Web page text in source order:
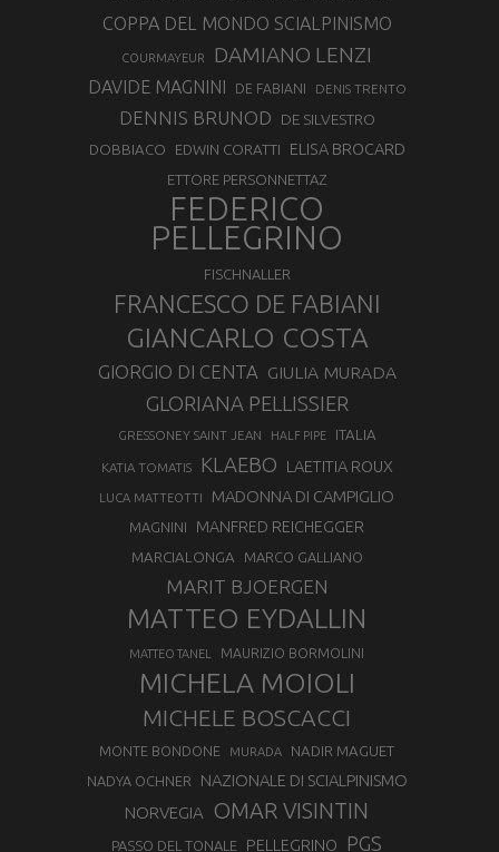
COPPA DEL MONDO SCIALPINISMO
COURMAYEUR DAMIANO LENZI
DAVIDE MAGNINI DE FABIANI DENIS TRENTO
DENNIS BRUNOD DE SILVESTRO
DOBBIACO EDWIN CORATTI ELISA BROCARD
ETTORE PERSONNETTAZ
FEDERICO
PELLEGRINO
FISCHNALLER
FRANCESCO DE FABIANI
GIANCARLO COSTA
GIORGIO DI CENTA GIULIA MURADA
GLORIANA PELLISSIER
GRESSONEY SAINT JEAN HALF PIPE ITALIA
KATIA TOMATIS KLAEBO LAETITIA ROUX
LUCA MATTEOTTI MADONNA DI CAMPIGLIO
MAGNINI MANFRED REICHEGGER
MARCIALONGA MARCO GALLIANO
MARIT BJOERGEN
MATTEO EYDALLIN
MATTEO TANEL MAURIZIO BORMOLINI
MICHELA MOIOLI
MICHELE BOSCACCI
MONTE BONDONE MURADA NADIR MAGUET
NADYA OCHNER
NAZIONALE DI SCIALPINISMO
NORVEGIA
OMAR VISINTIN
PASSO DEL TONALE PELLEGRINO PGS